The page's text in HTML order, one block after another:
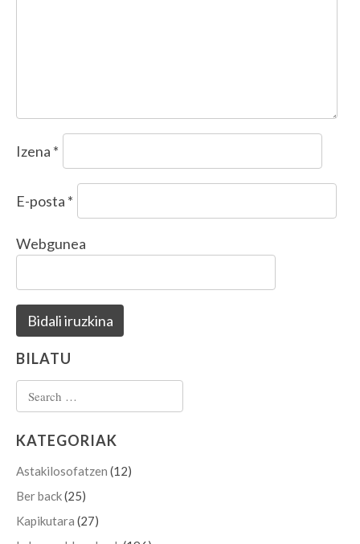
Izena *
E-posta *
Webgunea
BILATU
KATEGORIAK
Astakilosofatzen (12)
Ber back(25)
Kapikutara (27)